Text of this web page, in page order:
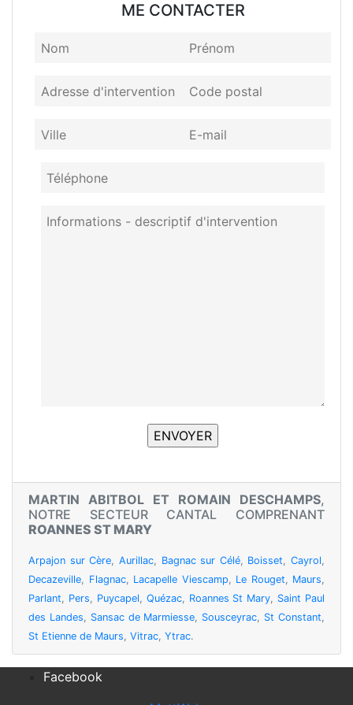
ME CONTACTER
MARTIN ABITBOL ET ROMAIN DESCHAMPS,
NOTRE SECTEUR CANTAL COMPRENANT
ROANNES ST MARY
Arpajon sur Cère, Aurillac, Bagnac sur Célé, Boisset, Cayrol,
Decazeville, Flagnac, Lacapelle Viescamp, Le Rouget, Maurs,
Parlant, Pers, Puycapel, Quézac, Roannes St Mary, Saint Paul
des Landes, Sansac de Marmiesse, Sousceyrac, St Constant,
St Etienne de Maurs, Vitrac, Ytrac.
Facebook